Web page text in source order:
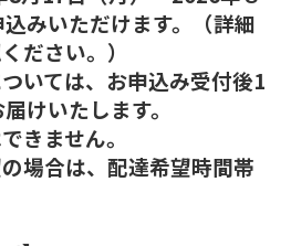
みいただけます。（詳細
ださい。）
いては、お申込み受付後1
けいたします。
きません。
場合は、配達希望時間帯